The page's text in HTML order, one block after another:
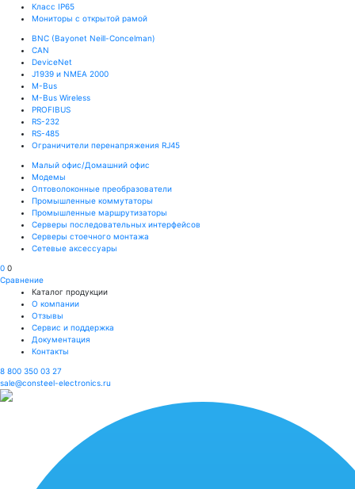
Класс IP65
Мониторы с открытой рамой
BNC (Bayonet Neill-Concelman)
CAN
DeviceNet
J1939 и NMEA 2000
M-Bus
M-Bus Wireless
PROFIBUS
RS-232
RS-485
Ограничители перенапряжения RJ45
Малый офис/Домашний офис
Модемы
Оптоволоконные преобразователи
Промышленные коммутаторы
Промышленные маршрутизаторы
Серверы последовательных интерфейсов
Серверы стоечного монтажа
Сетевые аксессуары
0 0
Сравнение
Каталог продукции
О компании
Отзывы
Сервис и поддержка
Документация
Контакты
8 800 350 03 27
sale@consteel-electronics.ru